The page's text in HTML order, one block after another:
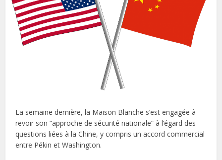
La semaine dernière, la Maison Blanche s’est engagée à
revoir son “approche de sécurité nationale” à l’égard des
questions liées à la Chine, y compris un accord commercial
entre Pékin et Washington.